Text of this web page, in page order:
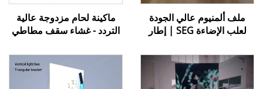
ملف ألمنيوم عالي الجودة
لعلب الإضاءة SEG | إطار
مزود بحافة سيليكونية
ماكينة لحام مزدوجة عالية
التردد - غشاء سقف مطاطي